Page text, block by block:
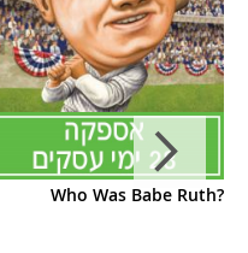
Who Was Babe Ruth?